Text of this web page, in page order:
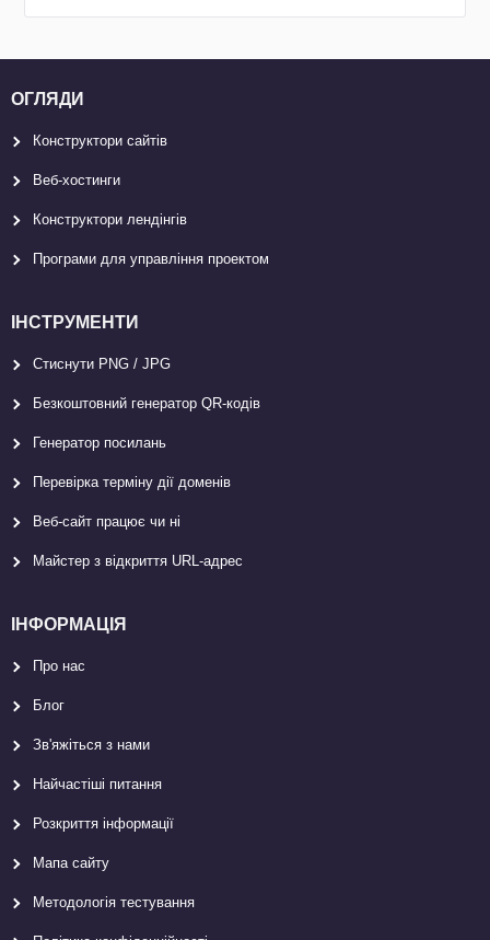
ОГЛЯДИ
Конструктори сайтів
Веб-хостинги
Конструктори лендінгів
Програми для управління проектом
ІНСТРУМЕНТИ
Стиснути PNG / JPG
Безкоштовний генератор QR-кодів
Генератор посилань
Перевірка терміну дії доменів
Веб-сайт працює чи ні
Майстер з відкриття URL-aдрес
ІНФОРМАЦІЯ
Про нас
Блог
Зв'яжіться з нами
Найчастіші питання
Розкриття інформації
Мапа сайту
Методологія тестування